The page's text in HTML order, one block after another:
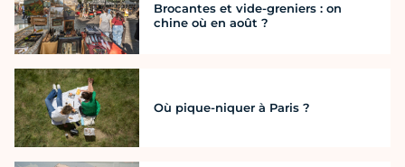
Brocantes et vide-greniers : on
chine où en août ?
Où pique-niquer à Paris ?